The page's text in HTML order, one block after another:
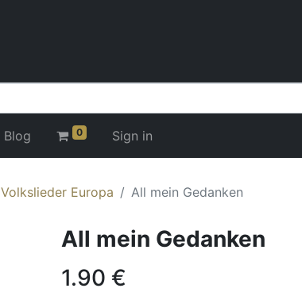
Blog 0 Sign in
Volkslieder Europa All mein Gedanken
All mein Gedanken
1.90 €